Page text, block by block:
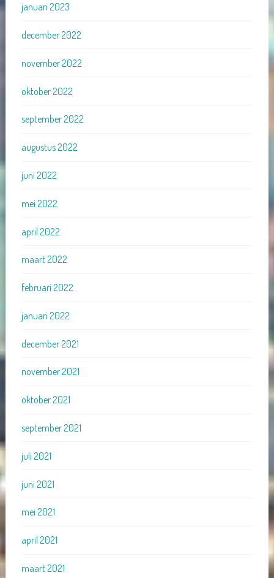
januari 2023
december 2022
november 2022
oktober 2022
september 2022
augustus 2022
juni 2022
mei 2022
april 2022
maart 2022
februari 2022
januari 2022
december 2021
november 2021
oktober 2021
september 2021
juli 2021
juni 2021
mei 2021
april 2021
maart 2021